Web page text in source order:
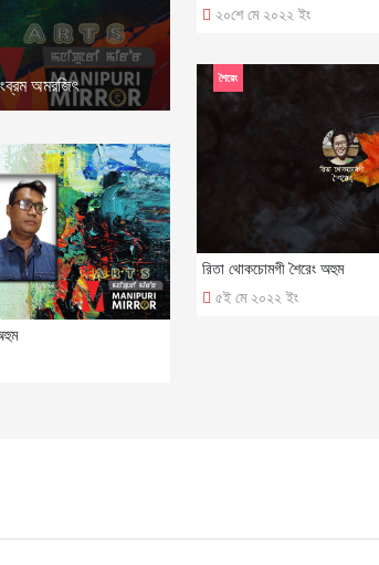
অমরজিৎ
২০শে মে ২০২২ ইং
রিতা থোকচোমগী শৈরেং অহুম
৫ই মে ২০২২ ইং
শৈরেং